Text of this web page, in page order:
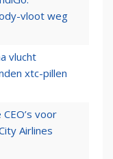
vloot weg
vlucht
xtc-pillen
voor
Airlines